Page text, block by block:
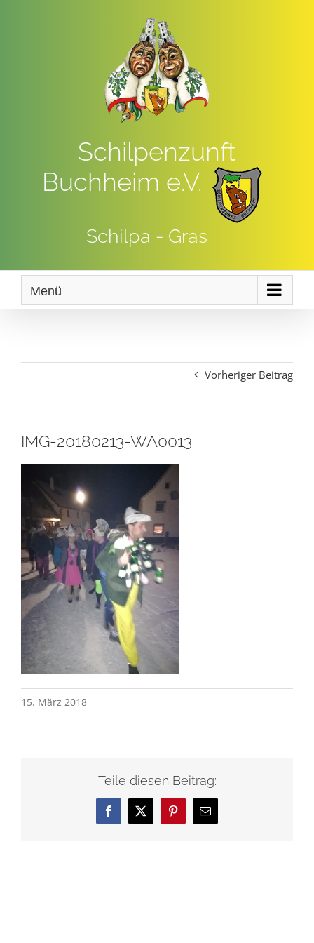
Schilpenzunft
Buchheim e.V.
Schilpa - Gras
Menü
Vorheriger Beitrag
IMG-20180213-WA0013
15. März 2018
Teile diesen Beitrag:
Facebook
X Pinterest
E-
Mail